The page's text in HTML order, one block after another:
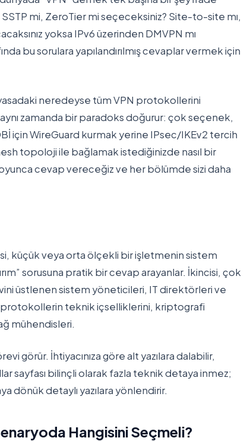
mi, ZeroTier mi seçeceksiniz? Site-to-site mı,
yoksa IPv6 üzerinden DMVPN mı
bu sorulara yapılandırılmış cevaplar vermek için
neredeyse tüm VPN protokollerini
zamanda bir paradoks doğurur: çok seçenek,
için WireGuard kurmak yerine IPsec/IKEv2 tercih
topoloji ile bağlamak istediğinizde nasıl bir
cevap vereceğiz ve her bölümde sizi daha
küçük veya orta ölçekli bir işletmenin sistem
sorusuna pratik bir cevap arayanlar. İkincisi, çok
üstlenen sistem yöneticileri, IT direktörleri ve
protokollerin teknik içselliklerini, kriptografi
mühendisleri.
görür. İhtiyacınıza göre alt yazılara dalabilir,
sayfası bilinçli olarak fazla teknik detaya inmez;
dönük detaylı yazılara yönlendirir.
Hangisini Seçmeli?